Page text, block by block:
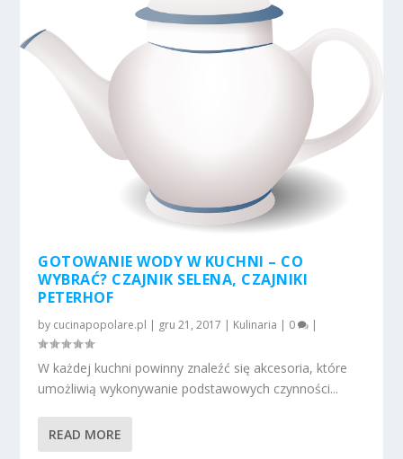
GOTOWANIE WODY W KUCHNI – CO
WYBRAĆ? CZAJNIK SELENA, CZAJNIKI
PETERHOF
by cucinapopolare.pl | gru 21, 2017 | Kulinaria | 0 |
W każdej kuchni powinny znaleźć się akcesoria, które
umożliwią wykonywanie podstawowych czynności...
READ MORE